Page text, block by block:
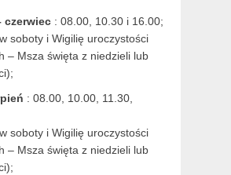
czerwiec : 08.00, 10.30 i 16.00;
soboty i Wigilię uroczystości
– Msza święta z niedzieli lub
: 08.00, 10.00, 11.30,
soboty i Wigilię uroczystości
– Msza święta z niedzieli lub